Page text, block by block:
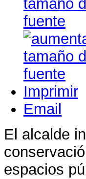
Imprimir
Email
El alcalde
espacios